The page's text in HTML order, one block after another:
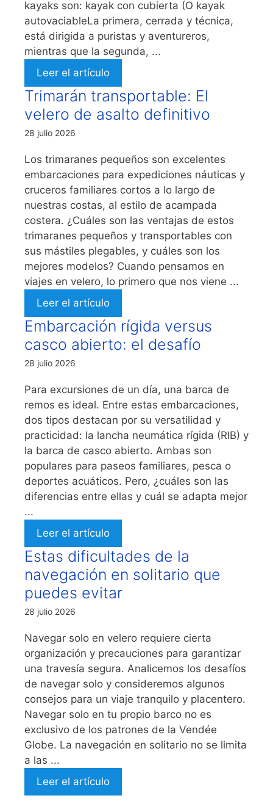
kayaks son: kayak con cubierta (O kayak
autovaciableLa primera, cerrada y técnica,
está dirigida a puristas y aventureros,
mientras que la segunda, ...
Leer el artículo
Trimarán transportable: El
velero de asalto definitivo
28 julio 2026
Los trimaranes pequeños son excelentes
embarcaciones para expediciones náuticas y
cruceros familiares cortos a lo largo de
nuestras costas, al estilo de acampada
costera. ¿Cuáles son las ventajas de estos
trimaranes pequeños y transportables con
sus mástiles plegables, y cuáles son los
mejores modelos? Cuando pensamos en
viajes en velero, lo primero que nos viene ...
Leer el artículo
Embarcación rígida versus
casco abierto: el desafío
28 julio 2026
Para excursiones de un día, una barca de
remos es ideal. Entre estas embarcaciones,
dos tipos destacan por su versatilidad y
practicidad: la lancha neumática rígida (RIB) y
la barca de casco abierto. Ambas son
populares para paseos familiares, pesca o
deportes acuáticos. Pero, ¿cuáles son las
diferencias entre ellas y cuál se adapta mejor
...
Leer el artículo
Estas dificultades de la
navegación en solitario que
puedes evitar
28 julio 2026
Navegar solo en velero requiere cierta
organización y precauciones para garantizar
una travesía segura. Analicemos los desafíos
de navegar solo y consideremos algunos
consejos para un viaje tranquilo y placentero.
Navegar solo en tu propio barco no es
exclusivo de los patrones de la Vendée
Globe. La navegación en solitario no se limita
a las ...
Leer el artículo